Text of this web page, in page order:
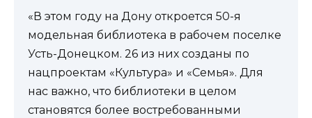
«В этом году на Дону откроется 50-я
модельная библиотека в рабочем поселке
Усть-Донецком. 26 из них созданы по
нацпроектам «Культура» и «Семья». Для
нас важно, что библиотеки в целом
становятся более востребованными